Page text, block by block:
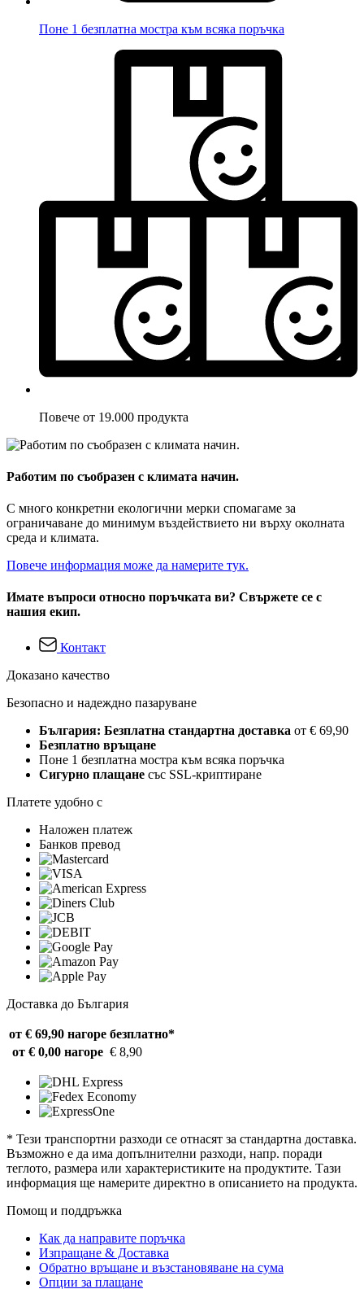
Поне 1 безплатна мостра към всяка поръчка
Повече от 19.000 продукта
Работим по съобразен с климата начин.
С много конкретни екологични мерки спомагаме за
ограничаване до минимум въздействието ни върху околната
среда и климата.
Повече информация може да намерите тук.
Имате въпроси относно поръчката ви? Свържете се с
нашия екип.
Контакт
Доказано качество
Безопасно и надеждно пазаруване
България: Безплатна стандартна доставка от € 69,90
Безплатно връщане
Поне 1 безплатна мостра към всяка поръчка
Сигурно плащане със SSL-криптиране
Платете удобно с
Наложен платеж
Банков превод
Доставка до България
от € 69,90 нагоре безплатно*
от € 0,00 нагоре € 8,90
* Тези транспортни разходи се отнасят за стандартна доставка.
Възможно е да има допълнителни разходи, напр. поради
теглото, размера или характеристиките на продуктите. Тази
информация ще намерите директно в описанието на продукта.
Помощ и поддръжка
Как да направите поръчка
Изпращане & Доставка
Обратно връщане и възстановяване на сума
Опции за плащане